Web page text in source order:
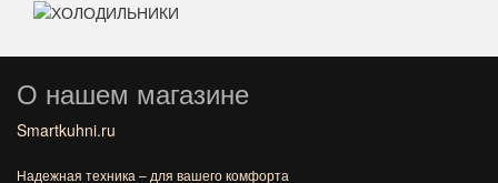
О нашем магазине
Smartkuhni.ru
Надежная техника – для вашего комфорта